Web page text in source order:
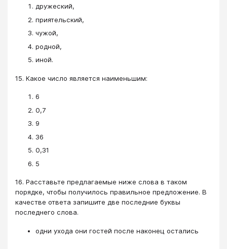
дружеский,
приятельский,
чужой,
родной,
иной.
15. Какое число является наименьшим:
6
0,7
9
36
0,31
5
16. Расставьте предлагаемые ниже слова в таком
порядке, чтобы получилось правильное предложение. В
качестве ответа запишите две последние буквы
последнего слова.
одни ухода они гостей после наконец остались